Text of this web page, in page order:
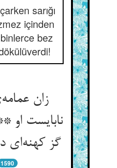
sarığı
içinden
bez
زان
نابایست او
گز کهنه‌ای
1590